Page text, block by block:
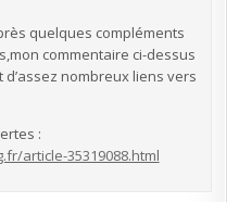
quelques compléments
commentaire ci-dessus
d’assez nombreux liens vers
:
article-35319088.html